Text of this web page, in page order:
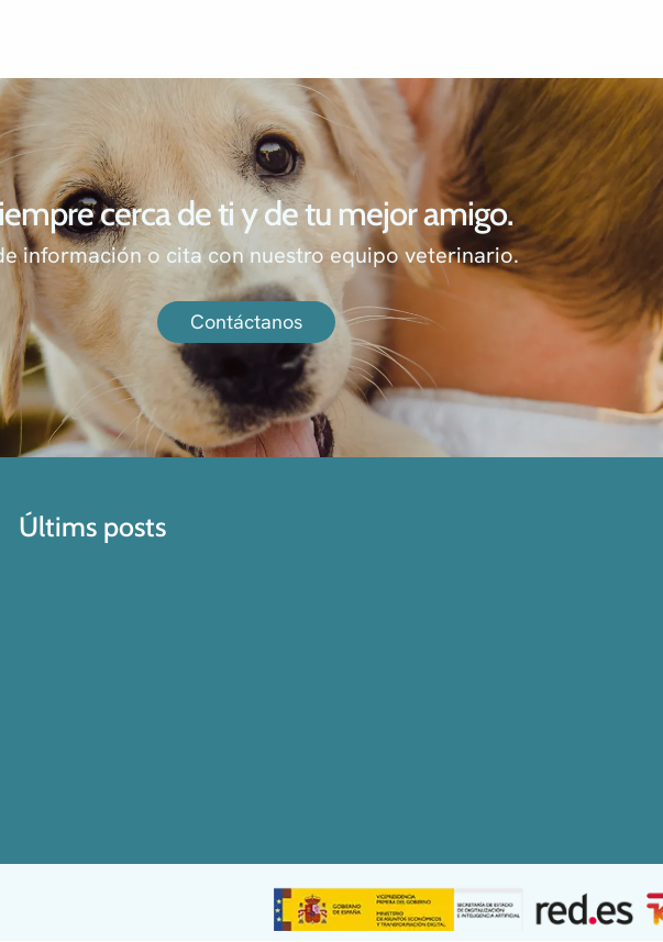
cerca de ti y de tu mejor amigo.
información o cita con nuestro equipo veterinario.
Contáctanos
Últims posts